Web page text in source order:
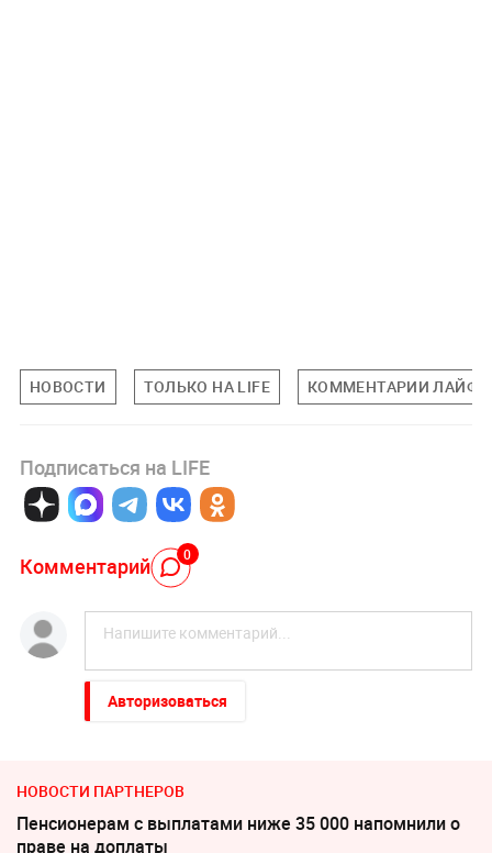
НОВОСТИ ТОЛЬКО НА LIFE КОММЕНТАРИИ ЛАЙФУ
Подписаться на LIFE
Комментарий 0
Авторизоваться
НОВОСТИ ПАРТНЕРОВ
Пенсионерам с выплатами ниже 35 000 напомнили о
праве на доплаты